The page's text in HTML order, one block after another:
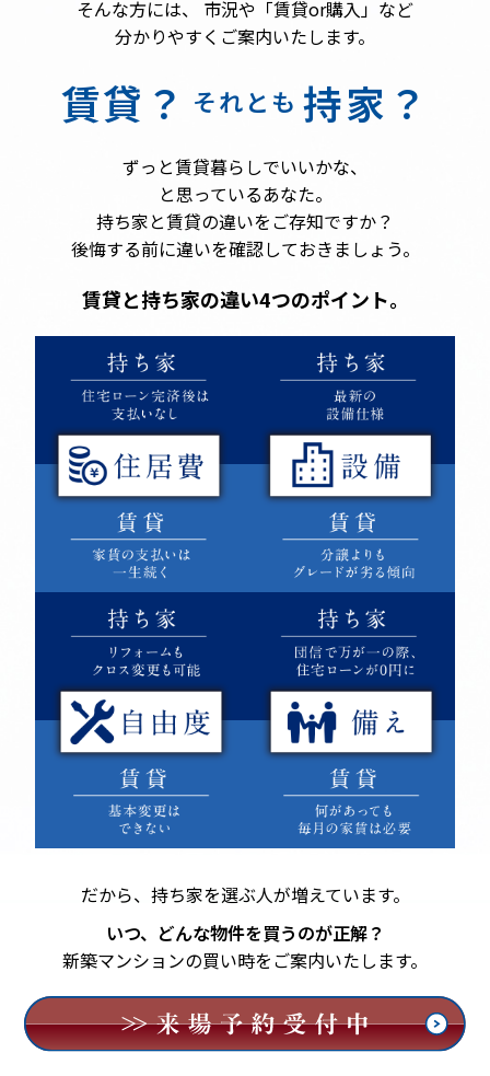
そんな方には、
市況や「賃貸or購入」など
分かりやすくご案内いたします。
賃貸？ それとも 持家？
ずっと賃貸暮らしでいいかな、
と思っているあなた。
持ち家と賃貸の違いをご存知ですか？
後悔する前に違いを確認しておきましょう。
賃貸と持ち家の違い4つのポイント。
だから、持ち家を選ぶ人が増えています。
いつ、どんな物件を買うのが正解？
新築マンションの買い時をご案内いたします。